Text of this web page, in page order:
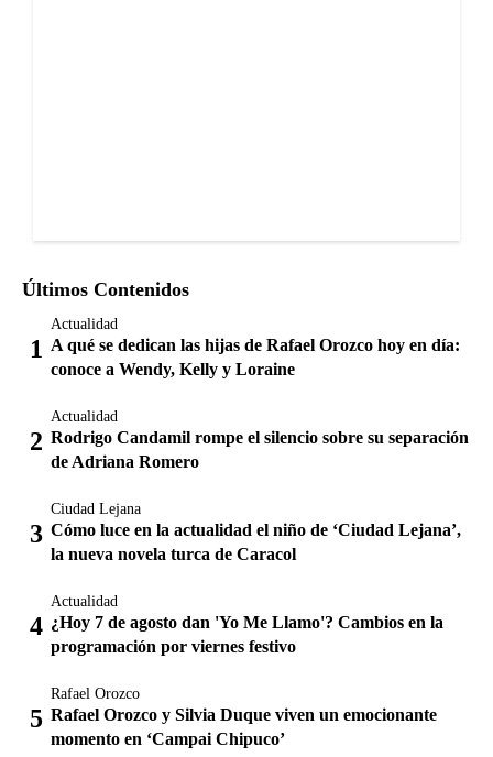
Últimos Contenidos
Actualidad
A qué se dedican las hijas de Rafael Orozco hoy en día:
conoce a Wendy, Kelly y Loraine
Actualidad
Rodrigo Candamil rompe el silencio sobre su separación
de Adriana Romero
Ciudad Lejana
Cómo luce en la actualidad el niño de ‘Ciudad Lejana’,
la nueva novela turca de Caracol
Actualidad
¿Hoy 7 de agosto dan 'Yo Me Llamo'? Cambios en la
programación por viernes festivo
Rafael Orozco
Rafael Orozco y Silvia Duque viven un emocionante
momento en ‘Campai Chipuco’